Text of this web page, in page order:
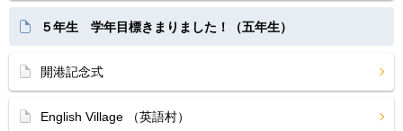
５年生 学年目標きまりました！（五年生）
開港記念式
English Village （英語村）